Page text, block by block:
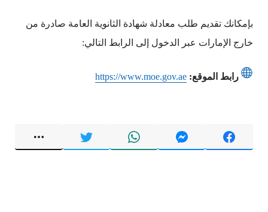
بإمكانك تقديم طلب معادلة شهادة الثانوية العامة صادرة من
خارج الإمارات عبر الدخول إلى الرابط التالي:
رابط الموقع: https://www.moe.gov.ae